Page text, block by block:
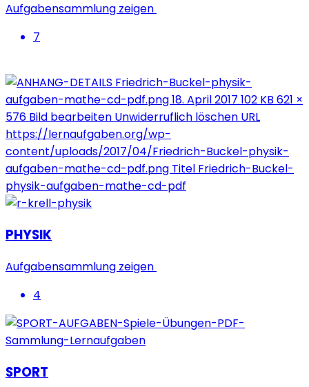
Aufgabensammlung zeigen
7
PHYSIK
Aufgabensammlung zeigen
4
SPORT